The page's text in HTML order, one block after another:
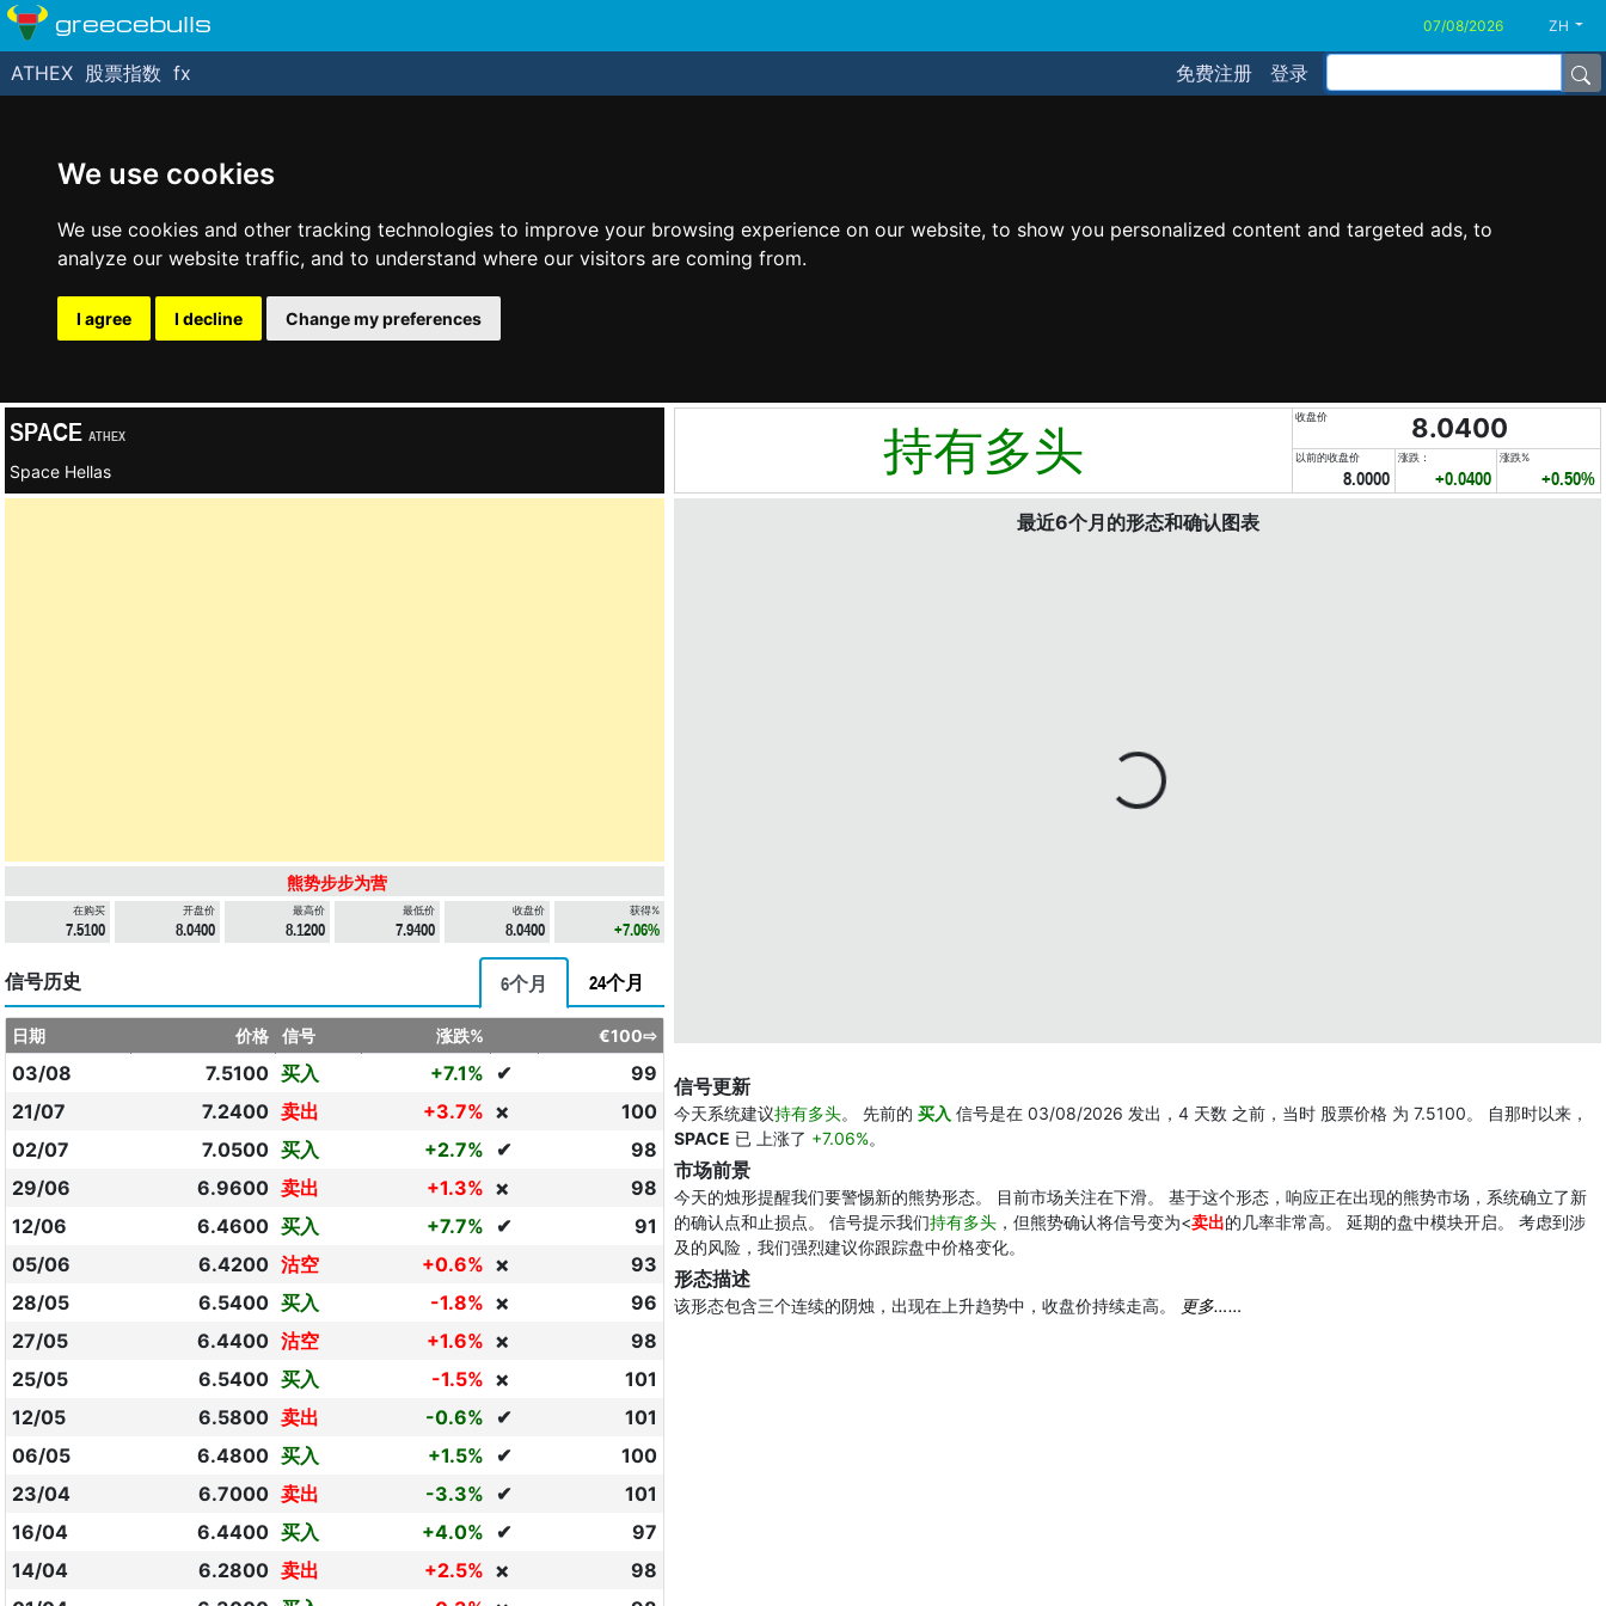
We use cookies
We use cookies and other tracking technologies to improve your browsing experience on our website, to show you personalized content and targeted ads, to
analyze our website traffic, and to understand where our visitors are coming from.
I agree I decline Change my preferences
greecebulls ZH
免费注册 登录
ATHEX 股票指数 fx
SPACE ATHEX
Space Hellas 持有多头
收盘价 8.0400
以前的收盘价
8.0000
涨跌：
+0.0400
涨跌%
+0.50%
熊势步步为营
在购买
7.5100
开盘价
8.0400
最高价
8.1200
最低价
7.9400
收盘价
8.0400
获得%
+7.06%
信号历史 6个月 24个月
日期 价格 信号 涨跌% €100⇨
03/08 7.5100 买入 +7.1% ✔
99
21/07
7.2400 卖出 +3.7% ❌
100
02/07
7.0500 买入 +2.7% ✔
98
29/06
6.9600 卖出 +1.3% ❌
98
12/06
6.4600 买入 +7.7% ✔
91
05/06
6.4200 沽空 +0.6% ❌
93
28/05
6.5400 买入 -1.8% ❌
96
27/05
6.4400 沽空 +1.6% ❌
98
25/05
6.5400 买入 -1.5% ❌
101
12/05
6.5800 卖出 -0.6% ✔
101
06/05
6.4800 买入 +1.5% ✔
100
23/04
6.7000 卖出 -3.3% ✔
101
16/04
6.4400 买入 +4.0% ✔
97
14/04
6.2800 卖出 +2.5% ❌
98
最近6个月的形态和确认图表
信号更新
今天系统建议持有多头。 先前的 买入 信号是在 03/08/2026 发出，4 天数 之前，当时 股票价格 为 7.5100。 自那时以来，
SPACE 已 上涨了 +7.06%。
市场前景
今天的烛形提醒我们要警惕新的熊势形态。 目前市场关注在下滑。 基于这个形态，响应正在出现的熊势市场，系统确立了新
的确认点和止损点。 信号提示我们持有多头 ，但熊势确认将信号变为<卖出的几率非常高。 延期的盘中模块开启。 考虑到涉
及的风险，我们强烈建议你跟踪盘中价格变化。
形态描述
该形态包含三个连续的阴烛，出现在上升趋势中，收盘价持续走高。 更多……